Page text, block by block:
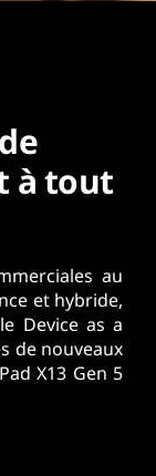
à tout
au
et hybride,
Device as a
de nouveaux
X13 Gen 5